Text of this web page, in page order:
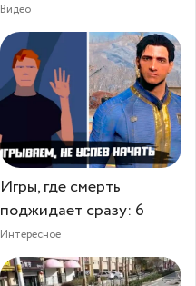
Видео
Игры, где смерть
поджидает сразу: 6
Интересное